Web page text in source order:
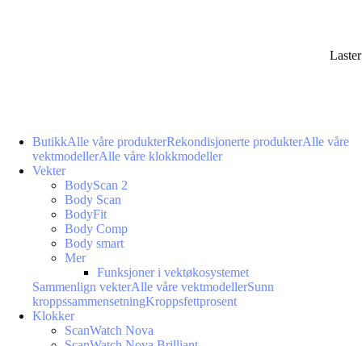
ButikkAlle våre produkterRekondisjonerte produkterAlle våre
vektmodellerAlle våre klokkmodeller
Vekter
BodyScan 2
Body Scan
BodyFit
Body Comp
Body smart
Mer
Funksjoner i vektøkosystemet
Sammenlign vekterAlle våre vektmodellerSunn
kroppssammensetningKroppsfettprosent
Klokker
ScanWatch Nova